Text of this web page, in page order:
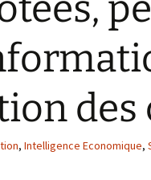
des
, Intelligence Economique,